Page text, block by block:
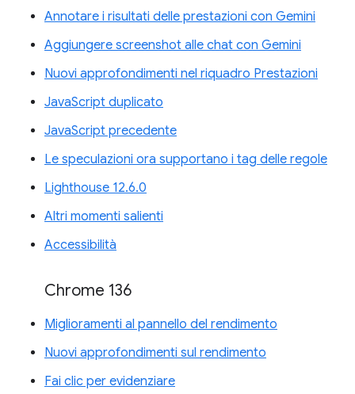
Annotare i risultati delle prestazioni con Gemini
Aggiungere screenshot alle chat con Gemini
Nuovi approfondimenti nel riquadro Prestazioni
JavaScript duplicato
JavaScript precedente
Le speculazioni ora supportano i tag delle regole
Lighthouse 12.6.0
Altri momenti salienti
Accessibilità
Chrome 136
Miglioramenti al pannello del rendimento
Nuovi approfondimenti sul rendimento
Fai clic per evidenziare